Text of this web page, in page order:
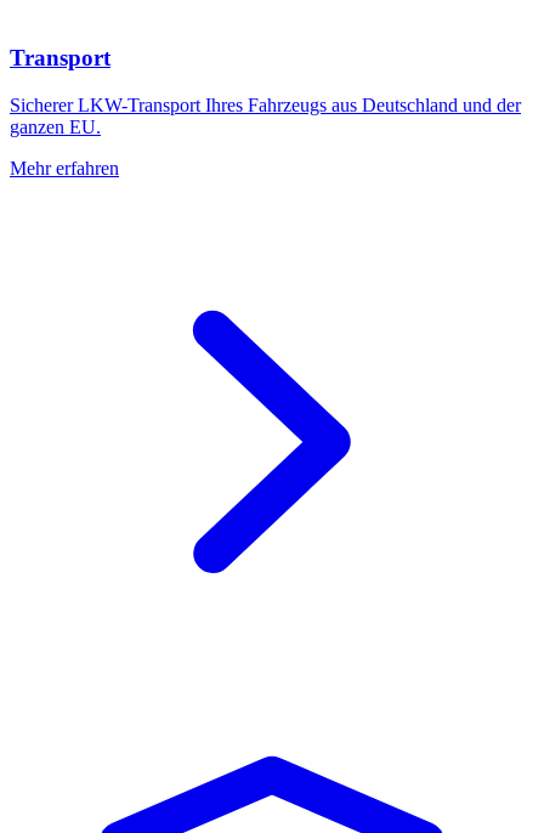
Transport
Sicherer LKW-Transport Ihres Fahrzeugs aus Deutschland und der
ganzen EU.
Mehr erfahren